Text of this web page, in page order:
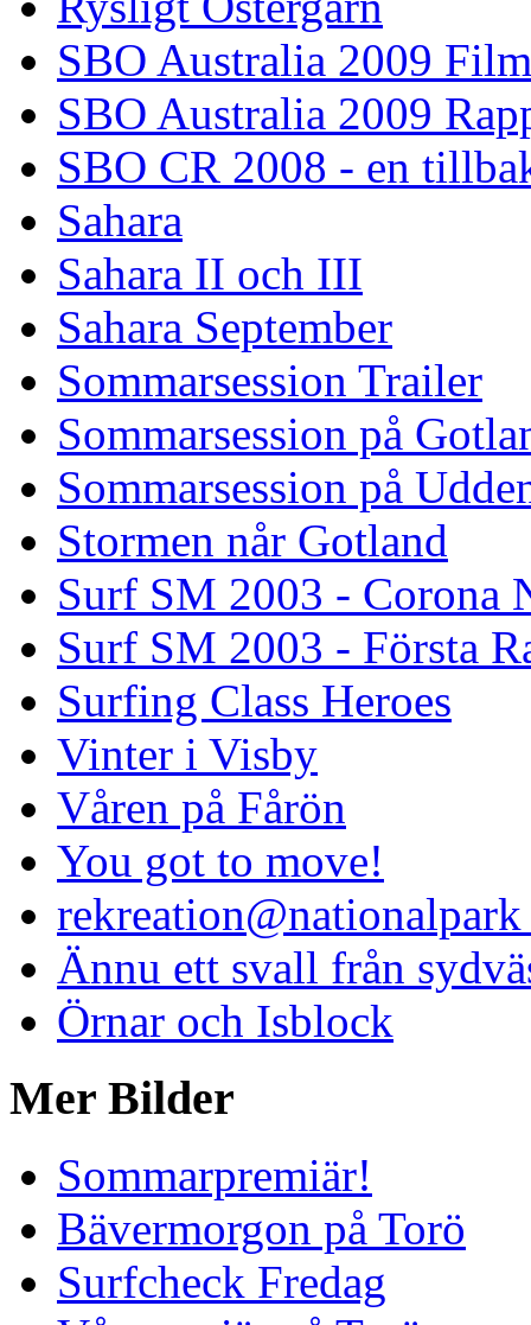
SBO Australia 2009 Film
SBO Australia 2009
SBO CR 2008 - en
Sahara
Sahara II och III
Sahara September
Sommarsession Trailer
Sommarsession på
Sommarsession på
Stormen når Gotland
Surf SM 2003 - Corona
Surf SM 2003 - Första
Surfing Class Heroes
Vinter i Visby
Våren på Fårön
You got to move!
rekreation@nationalpark
Ännu ett svall från
Örnar och Isblock
Mer Bilder
Sommarpremiär!
Bävermorgon på Torö
Surfcheck Fredag